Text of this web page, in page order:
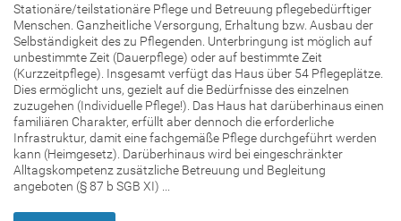
Stationäre/teilstationäre Pflege und Betreuung pflegebedürftiger
Menschen. Ganzheitliche Versorgung, Erhaltung bzw. Ausbau der
Selbständigkeit des zu Pflegenden. Unterbringung ist möglich auf
unbestimmte Zeit (Dauerpflege) oder auf bestimmte Zeit
(Kurzzeitpflege). Insgesamt verfügt das Haus über 54 Pflegeplätze.
Dies ermöglicht uns, gezielt auf die Bedürfnisse des einzelnen
zuzugehen (Individuelle Pflege!). Das Haus hat darüberhinaus einen
familiären Charakter, erfüllt aber dennoch die erforderliche
Infrastruktur, damit eine fachgemäße Pflege durchgeführt werden
kann (Heimgesetz). Darüberhinaus wird bei eingeschränkter
Alltagskompetenz zusätzliche Betreuung und Begleitung
angeboten (§ 87 b SGB XI) ...